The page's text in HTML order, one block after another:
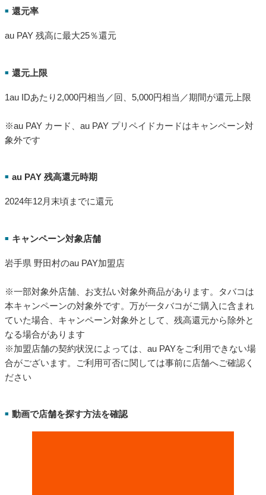
■ 還元率
au PAY 残高に最大25％還元
■ 還元上限
1au IDあたり2,000円相当／回、5,000円相当／期間が還元上限
※au PAY カード、au PAY プリペイドカードはキャンペーン対
象外です
■ au PAY 残高還元時期
2024年12月末頃までに還元
■ キャンペーン対象店舗
岩手県 野田村のau PAY加盟店
※一部対象外店舗、お支払い対象外商品があります。タバコは
本キャンペーンの対象外です。万が一タバコがご購入に含まれ
ていた場合、キャンペーン対象外として、残高還元から除外と
なる場合があります
※加盟店舗の契約状況によっては、au PAYをご利用できない場
合がございます。ご利用可否に関しては事前に店舗へご確認く
ださい
■ 動画で店舗を探す方法を確認